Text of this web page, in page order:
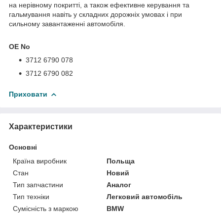
на нерівному покритті, а також ефективне керування та
гальмування навіть у складних дорожніх умовах і при
сильному завантаженні автомобіля.
OE No
3712 6790 078
3712 6790 082
Приховати
Характеристики
Основні
Країна виробник
Польща
Стан
Новий
Тип запчастини
Аналог
Тип техніки
Легковий автомобіль
Сумісність з маркою
BMW